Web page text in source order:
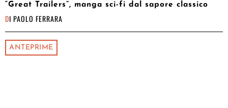
“Great Trailers”, manga sci-fi dal sapore classico
DI PAOLO FERRARA
ANTEPRIME